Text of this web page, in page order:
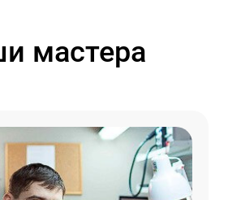
мастера